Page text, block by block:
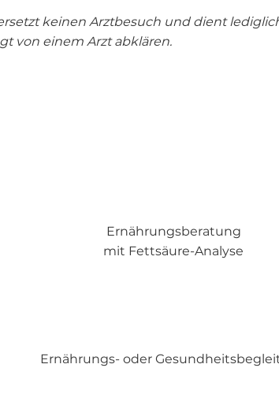
keinen Arztbesuch und dient
von einem Arzt abklären.
Ernährungsberatung
mit Fettsäure-Analyse
Ernährungs- oder